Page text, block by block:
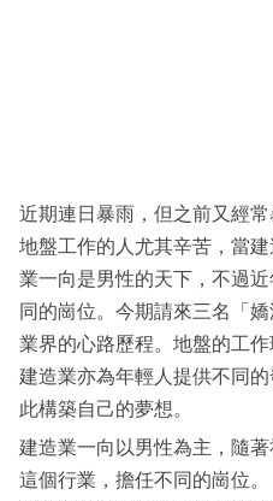
閱
專
區
近期連日暴雨，但之前又經
地盤工作的人尤其辛苦，當
業一向是男性的天下，不過
同的崗位。今期請來三名「
業界的心路歷程。地盤的工
建造業亦為年輕人提供不同
此構築自己的夢想。
建造業一向以男性為主，隨
這個行業，擔任不同的崗位。